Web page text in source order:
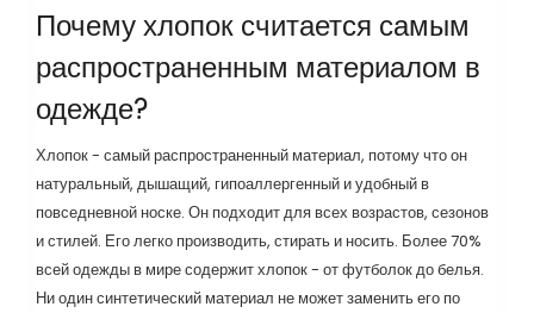
Почему хлопок считается самым
распространенным материалом в
одежде?
Хлопок - самый распространенный материал, потому что он
натуральный, дышащий, гипоаллергенный и удобный в
повседневной носке. Он подходит для всех возрастов, сезонов
и стилей. Его легко производить, стирать и носить. Более 70%
всей одежды в мире содержит хлопок - от футболок до белья.
Ни один синтетический материал не может заменить его по